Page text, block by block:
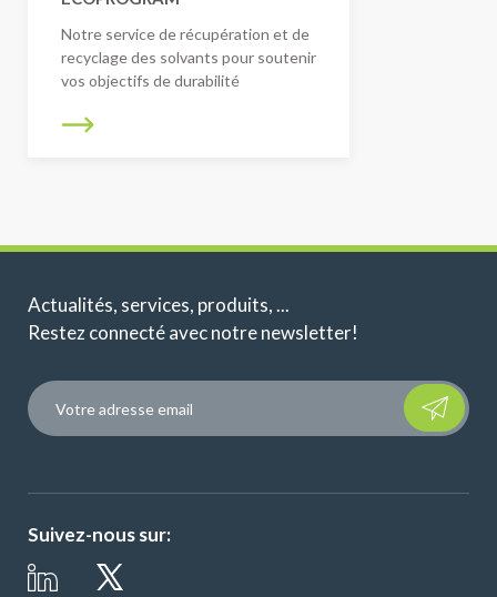
Notre service de récupération et de
recyclage des solvants pour soutenir
vos objectifs de durabilité
Actualités, services, produits, ...
Restez connecté avec notre newsletter!
Please
Suivez-nous sur: